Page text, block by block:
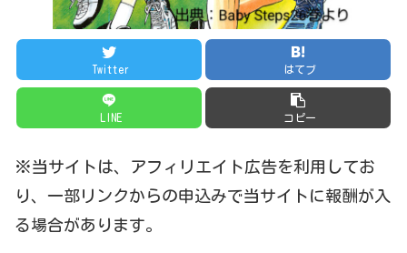
Twitter はてブ
LINE コピー
※当サイトは、アフィリエイト広告を利用してお
り、一部リンクからの申込みで当サイトに報酬が入
る場合があります。